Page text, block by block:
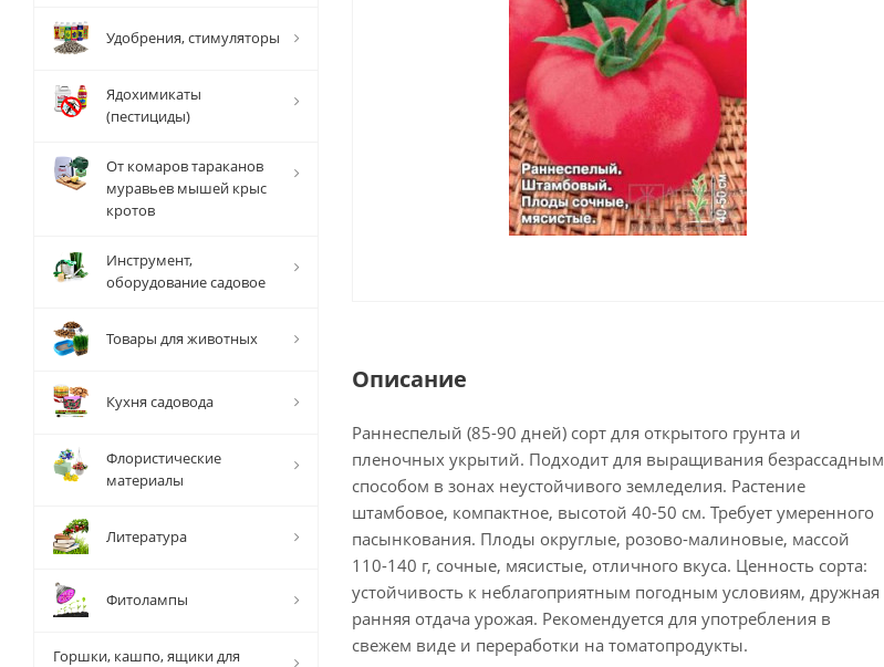
Описание
Раннеспелый (85-90 дней) сорт для открытого грунта и
пленочных укрытий. Подходит для выращивания безрассадным
способом в зонах неустойчивого земледелия. Растение
штамбовое, компактное, высотой 40-50 см. Требует умеренного
пасынкования. Плоды округлые, розово-малиновые, массой
110-140 г, сочные, мясистые, отличного вкуса. Ценность сорта:
устойчивость к неблагоприятным погодным условиям, дружная
ранняя отдача урожая. Рекомендуется для употребления в
свежем виде и переработки на томатопродукты.
Удобрения, стимуляторы
Ядохимикаты
(пестициды)
От комаров тараканов
муравьев мышей крыс
кротов
Инструмент,
оборудование садовое
Товары для животных
Кухня садовода
Флористические
материалы
Литература
Фитолампы
Горшки, кашпо, ящики для